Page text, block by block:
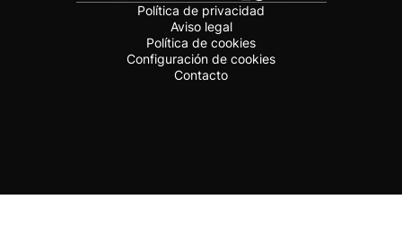
Política de privacidad
Aviso legal
Política de cookies
Configuración de cookies
Contacto